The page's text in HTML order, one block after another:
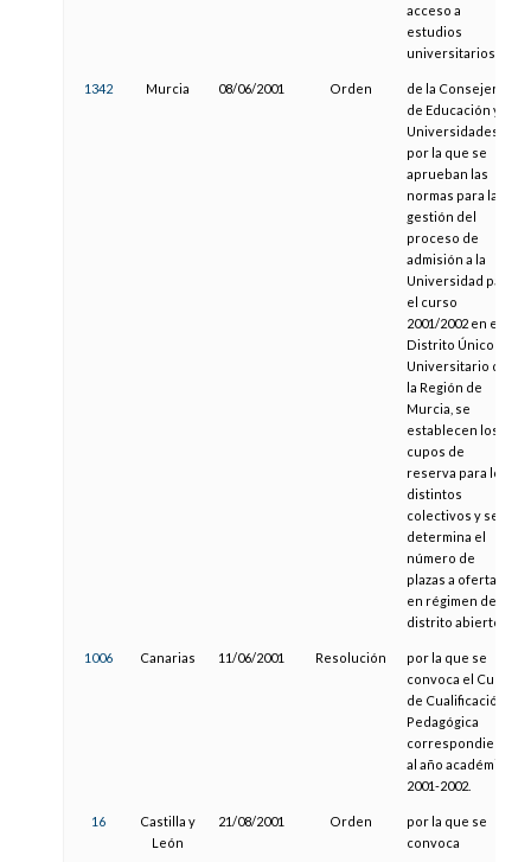
acceso a
estudios
universitarios.
1342 Murcia 08/06/2001 Orden
de la Consejería
de Educación y
Universidades,
por la que se
aprueban las
normas para la
gestión del
proceso de
admisión a la
Universidad para
el curso
2001/2002 en el
Distrito Único
Universitario de
la Región de
Murcia, se
establecen los
cupos de
reserva para los
distintos
colectivos y se
determina el
número de
plazas a ofertar
en régimen de
distrito abierto.
1006 Canarias 11/06/2001 Resolución
por la que se
convoca el Curso
de Cualificación
Pedagógica
correspondiente
al año académico
2001-2002.
16
Castilla y
León
21/08/2001 Orden
por la que se
convoca